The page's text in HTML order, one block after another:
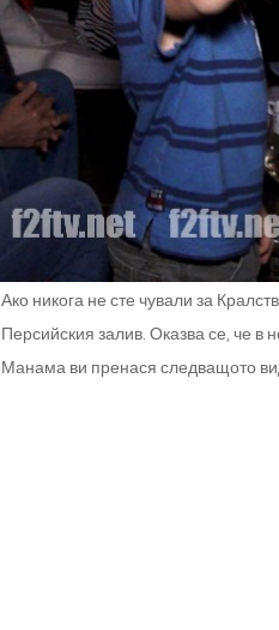
Ако никога не сте чували за
Персийския залив. Оказва се, че в
Манама ви пренася следващото